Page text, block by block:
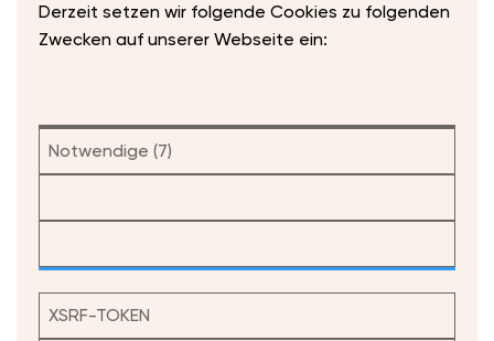
Derzeit setzen wir folgende Cookies zu folgenden
Zwecken auf unserer Webseite ein:
Notwendige (7)
XSRF-TOKEN